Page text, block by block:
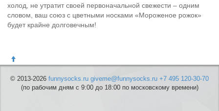
холод, не утратит своей первоначальной свежести – одним
словом, ваш союз с цветными носками «Мороженое рожок»
будет крайне долговечным!
© 2013-2026 funnysocks.ru giveme@funnysocks.ru +7 495 120-30-70
(по рабочим дням с 9:00 до 18:00 по московскому времени)